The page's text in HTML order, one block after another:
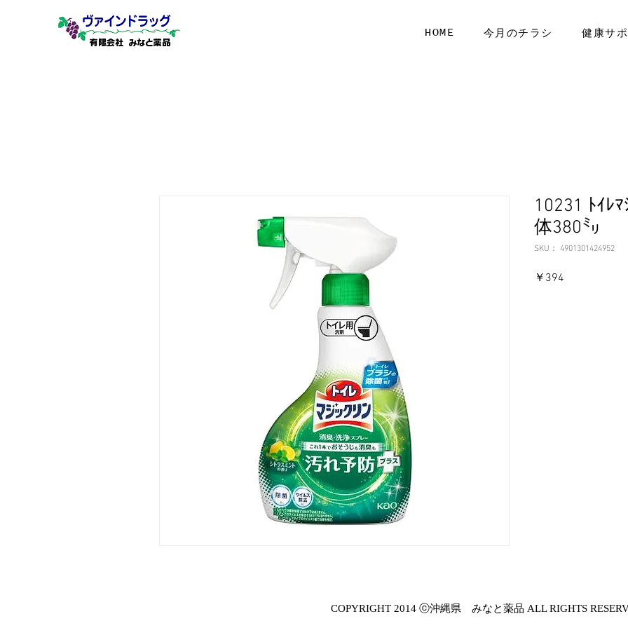
有限会社 みなと薬品
HOME 今月のチラシ 健康サ
10231 ﾄｲﾚ
体380㍉
SKU： 4901301424952
￥394
COPYRIGHT 2014 ⓒ沖縄県 みなと薬品 ALL RIGHTS